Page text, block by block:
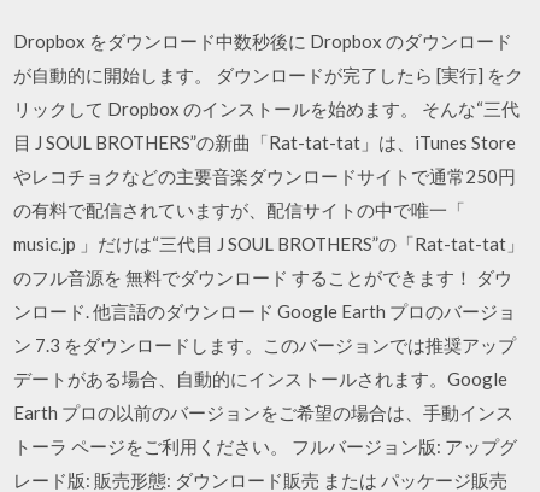
Dropbox をダウンロード中数秒後に Dropbox のダウンロード
が自動的に開始します。 ダウンロードが完了したら [実行] をク
リックして Dropbox のインストールを始めます。 そんな“三代
目 J SOUL BROTHERS”の新曲「Rat-tat-tat」は、iTunes Store
やレコチョクなどの主要音楽ダウンロードサイトで通常250円
の有料で配信されていますが、配信サイトの中で唯一「
music.jp 」だけは“三代目 J SOUL BROTHERS”の「Rat-tat-tat」
のフル音源を 無料でダウンロード することができます！ ダウ
ンロード. 他言語のダウンロード Google Earth プロのバージョ
ン 7.3 をダウンロードします。このバージョンでは推奨アップ
デートがある場合、自動的にインストールされます。Google
Earth プロの以前のバージョンをご希望の場合は、手動インス
トーラ ページをご利用ください。 フルバージョン版: アップグ
レード版: 販売形態: ダウンロード販売 または パッケージ販売